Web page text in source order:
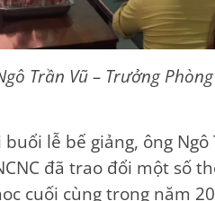
Trần Vũ – Trưởng
lễ bế giảng, ông
đã trao đổi một số
cuối cùng trong năm